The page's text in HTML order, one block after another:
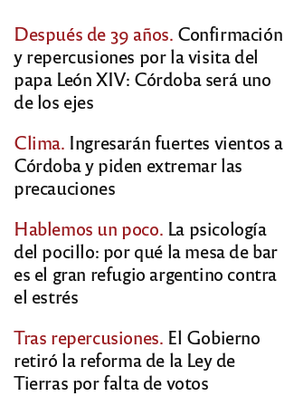
Después de 39 años. Confirmación
y repercusiones por la visita del
papa León XIV: Córdoba será uno
de los ejes
Clima. Ingresarán fuertes vientos a
Córdoba y piden extremar las
precauciones
Hablemos un poco. La psicología
del pocillo: por qué la mesa de bar
es el gran refugio argentino contra
el estrés
Tras repercusiones. El Gobierno
retiró la reforma de la Ley de
Tierras por falta de votos